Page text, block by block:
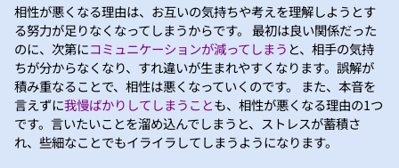
相性が悪くなる理由は、お互いの気持ちや考えを理解しようとす
る努力が足りなくなってしまうからです。 最初は良い関係だった
のに、次第にコミュニケーションが減ってしまう と、相手の気持
ちが分からなくなり、すれ違いが生まれやすくなります。誤解が
積み重なることで、相性は悪くなっていくのです。 また、本音を
言えずに我慢ばかりしてしまうことも、相性が悪くなる理由の1つ
です。言いたいことを溜め込んでしまうと、ストレスが蓄積さ
れ、些細なことでもイライラしてしまうようになります。